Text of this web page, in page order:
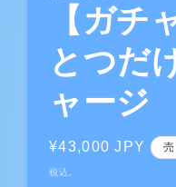
【ガチ
とつだ
ャージ
通
常
¥43,000 JPY
税込。